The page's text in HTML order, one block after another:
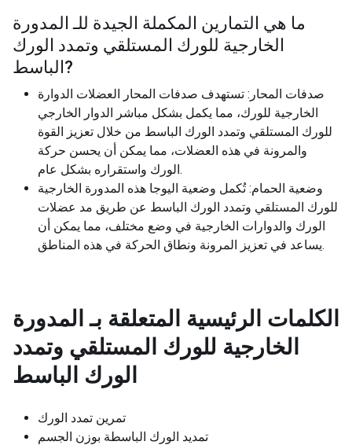
ما هي التمارين المكملة الجيدة للـ المدورة
الخارجية للورك المستلقي وتمدد الورك
الباسط?
صدفات المحار: تستهدف صدفات المحار العضلات الدوارة
الخارجية للورك، مما يكمل بشكل مباشر الدوار الخارجي
للورك المستلقي وتمدد الورك الباسط من خلال تعزيز القوة
والمرونة في هذه العضلات، مما يمكن أن يحسن حركة
الورك واستقراره بشكل عام.
وضعية الحمام: تُكمل وضعية اليوجا هذه المدورة الخارجية
للورك المستلقي وتمدد الورك الباسط عن طريق مد عضلات
الورك والدوارات الخارجية في وضع مختلف، مما يمكن أن
يساعد في تعزيز المرونة ونطاق الحركة في هذه المناطق.
الكلمات الرئيسية المتعلقة بـ المدورة
الخارجية للورك المستلقي وتمدد
الورك الباسط
تمرين تمدد الورك
تمديد الورك الباسطة بوزن الجسم